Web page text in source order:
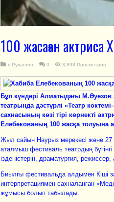
100 жасаған актриса
в Руханият 0 3,898 Просмотров
Бұл күндері Алматыдағы
театрында дәстүрлі «Театр
сахнасының көзі тірі көрнекті
Елебекованың 100 жасқа толуына
Жыл сайын Наурыз мерекесі және 27
аталмыш фестиваль театрдың
ізденістерін, драматургия, режиссер,
Биылғы фестивальда алдымен Кіші
интерпретациямен сахналанған
жұмысы болып табылады.